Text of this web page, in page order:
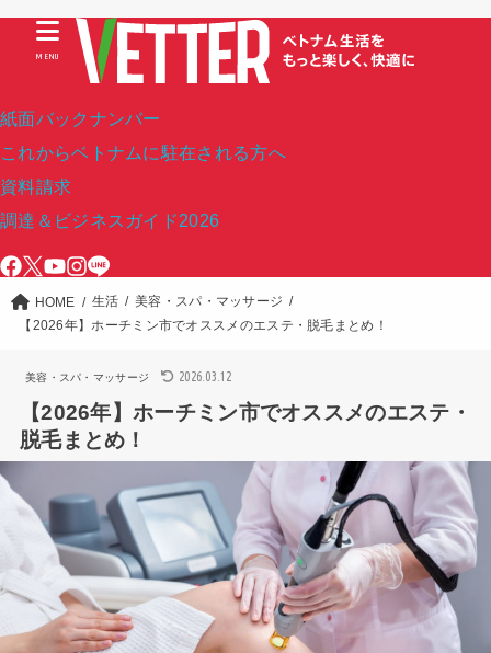
紙面バックナンバー
これからベトナムに駐在される方へ
資料請求
調達＆ビジネスガイド2026
MENU
HOME 生活
美容・スパ・マッサージ
【2026年】ホーチミン市でオススメのエステ・脱毛まとめ！
美容・スパ・マッサージ 2026.03.12
【2026年】ホーチミン市でオススメのエステ・
脱毛まとめ！